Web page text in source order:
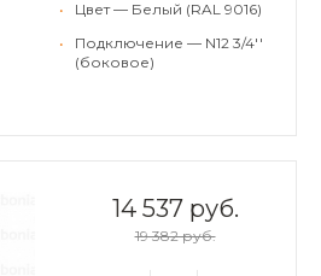
•
Цвет — Белый (RAL 9016)
•
Подключение — N12 3/4''
(боковое)
14 537 руб.
19 382 руб.